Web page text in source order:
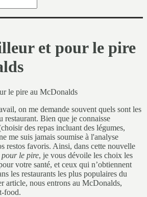
et pour le pire
on me demande souvent quels sont les
restaurant. Bien que je connaisse
des repas incluant des légumes,
me suis jamais soumise à l'analyse
restos favoris. Ainsi, dans cette nouvelle
le pire, je vous dévoile les choix les
votre santé, et ceux qui n’obtiennent
les restaurants les plus populaires du
article, nous entrons au McDonalds,
food.